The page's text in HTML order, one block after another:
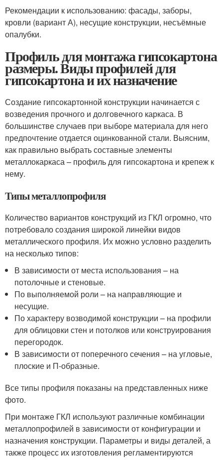
Рекомендации к использованию: фасады, заборы,
кровли (вариант А), несущие конструкции, несъёмные
опалубки.
Профиль для монтажа гипсокартона
размеры. Виды профилей для
гипсокартона и их назначение
Создание гипсокартонной конструкции начинается с
возведения прочного и долговечного каркаса. В
большинстве случаев при выборе материала для него
предпочтение отдается оцинкованной стали. Выясним,
как правильно выбрать составные элементы
металлокаркаса – профиль для гипсокартона и крепеж к
нему.
Типы металлопрофиля
Количество вариантов конструкций из ГКЛ огромно, что
потребовало создания широкой линейки видов
металлического профиля. Их можно условно разделить
на несколько типов:
В зависимости от места использования – на
потолочные и стеновые.
По выполняемой роли – на направляющие и
несущие.
По характеру возводимой конструкции – на профили
для облицовки стен и потолков или конструирования
перегородок.
В зависимости от поперечного сечения – на угловые,
плоские и П-образные.
Все типы профиля показаны на представленных ниже
фото.
При монтаже ГКЛ используют различные комбинации
металлопрофилей в зависимости от конфигурации и
назначения конструкции. Параметры и виды деталей, а
также процесс их изготовления регламентируются